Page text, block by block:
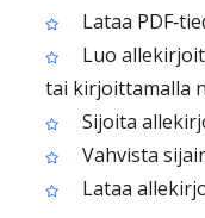
Lataa
Luo
tai kirjoittamalla
Sijoita
Vahvista
Lataa